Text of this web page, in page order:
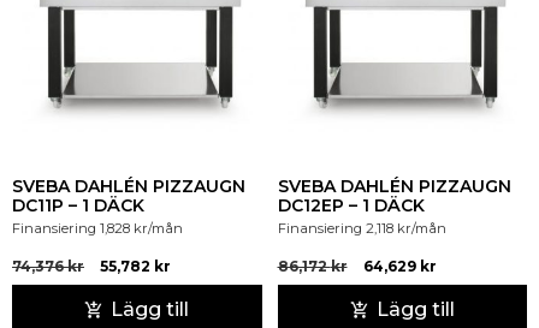
SVEBA DAHLÉN PIZZAUGN
DC11P – 1 DÄCK
Finansiering 1,828 kr/mån
74,376kr 55,782 kr
Lägg till
SVEBA DAHLÉN PIZZAUGN
DC12EP – 1 DÄCK
Finansiering 2,118 kr/mån
86,172kr 64,629 kr
Lägg till